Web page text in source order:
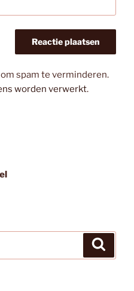
spam te verminderen.
worden verwerkt.